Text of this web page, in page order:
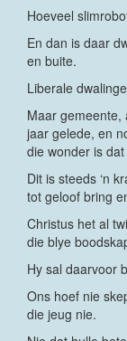
Hoeveel
En dan is daar
en buite.
Liberale
Maar gemeente,
jaar gelede, en
die wonder is
Dit is steeds ‘n
tot geloof bring
Christus het al
die blye
Hy sal daarvoor
Ons hoef nie
die jeug nie.